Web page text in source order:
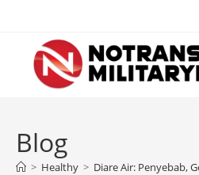
content
Blog
> Healthy > Diare Air: Penyebab,